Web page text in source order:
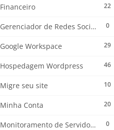
22
Financeiro
0
Gerenciador de Redes Sociais
29
Google Workspace
46
Hospedagem Wordpress
10
Migre seu site
20
Minha Conta
0
Monitoramento de Servidores